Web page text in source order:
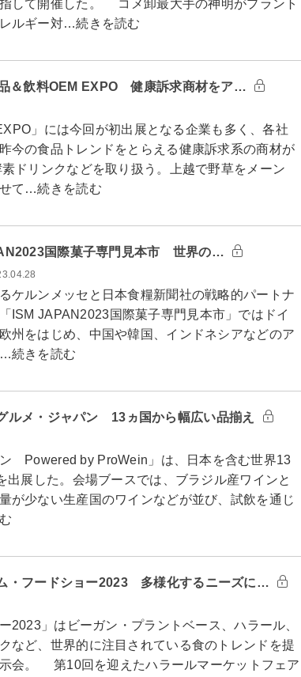
して開催した。 コメ卸最大手の神明がプラント
ルギー対…続きを読む
＆飲料OEM EXPO 健康訴求商材をア…
」には今回が初出展となる企業も多く、各社
今の食品トレンドをとらえる健康訴求系の商材が
ドリンクなどを取り扱う。上越で野草をメーン
て…続きを読む
国際菓子専門見本市 世界の…
ケルンメッセと日本食糧新聞社の戦略的パートナ
ISM JAPAN2023国際菓子専門見本市」ではドイ
州をはじめ、中国や韓国、インドネシアなどのア
続きを読む
ルメ・ジャパン 13ヵ国から幅広い品揃え
Powered by ProWein」は、日本を含む世界13
出展した。会場ブースでは、ブラジル産ワインと
が少ない生産国のワインなどが並び、試飲を通じ
・フードショー2023 多様化するニーズに…
」はビーガン・プラントベース、ハラール、
など、世界的に注目されている食のトレンドを提
会。 第10回を迎えたハラールマーケットフェア